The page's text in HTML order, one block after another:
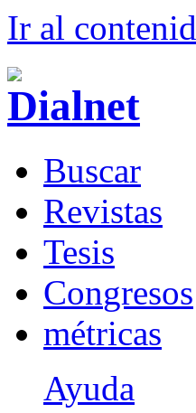
Ir al contenid
Buscar
Revistas
Tesis
Congresos
métricas
Ayuda